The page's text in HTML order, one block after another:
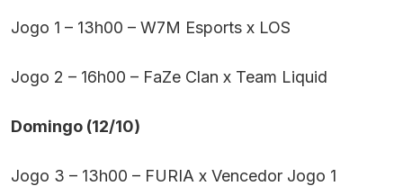
Jogo 1 – 13h00 – W7M Esports x LOS
Jogo 2 – 16h00 – FaZe Clan x Team Liquid
Domingo (12/10)
Jogo 3 – 13h00 – FURIA x Vencedor Jogo 1